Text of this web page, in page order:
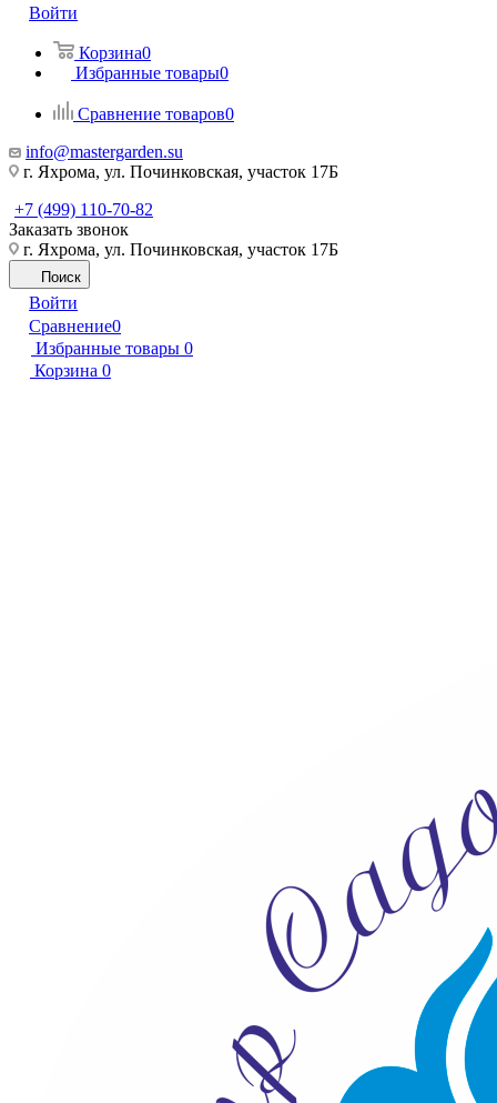
Войти
Корзина0
Избранные товары0
Сравнение товаров0
info@mastergarden.su
г. Яхрома, ул. Починковская, участок 17Б
+7 (499) 110-70-82
Заказать звонок
г. Яхрома, ул. Починковская, участок 17Б
Поиск
Войти
Сравнение0
Избранные товары 0
Корзина 0